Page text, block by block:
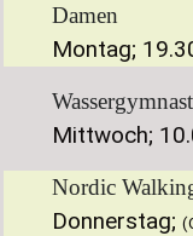
Damen
Montag;
Mittwoch;
Nordic
Donnerstag;